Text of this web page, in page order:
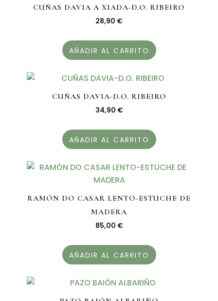
CUÑAS DAVIA A XIADA-D.O. RIBEIRO
28,90 €
AÑADIR AL CARRITO
CUÑAS DAVIA-D.O. RIBEIRO
34,90 €
AÑADIR AL CARRITO
RAMÓN DO CASAR LENTO-ESTUCHE DE
MADERA
85,00 €
AÑADIR AL CARRITO